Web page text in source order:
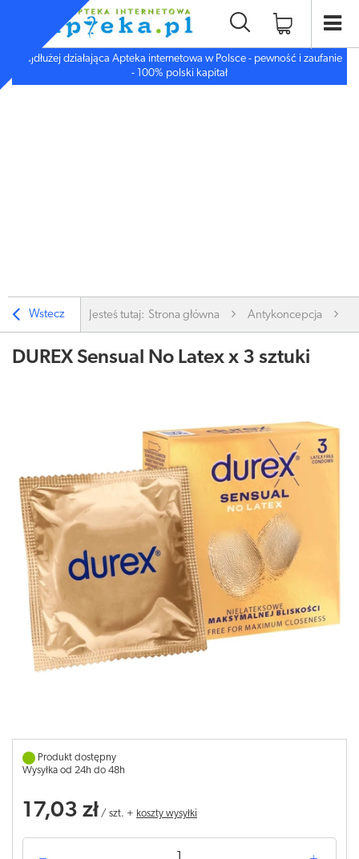
Najdłużej działająca Apteka internetowa w Polsce - pewność i zaufanie
- 100% polski kapitał
Wstecz Jesteś tutaj: Strona główna Antykoncepcja
DUREX Sensual No Latex x 3 sztuki
Produkt dostępny
Wysyłka od 24h do 48h
17,03 zł / szt. + koszty wysyłki